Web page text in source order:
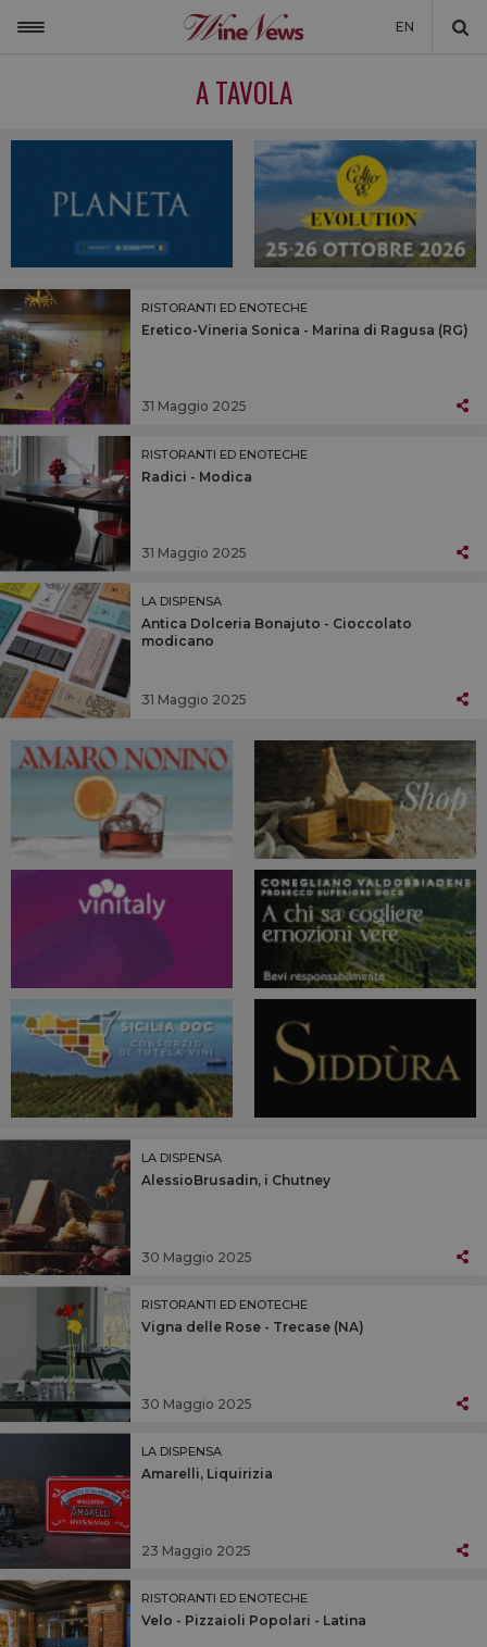
EN
NON SOLO VINO
NEWSLETTER
LA CANTINA DI WINENEWS
WINENEWS TV
A TAVOLA
RISTORANTI ED ENOTECHE
Eretico-Vineria Sonica - Marina di Ragusa (RG)
31 Maggio 2025
RISTORANTI ED ENOTECHE
Radici - Modica
31 Maggio 2025
LA DISPENSA
Antica Dolceria Bonajuto - Cioccolato
modicano
31 Maggio 2025
LA DISPENSA
AlessioBrusadin, i Chutney
30 Maggio 2025
RISTORANTI ED ENOTECHE
Vigna delle Rose - Trecase (NA)
30 Maggio 2025
LA DISPENSA
Amarelli, Liquirizia
23 Maggio 2025
RISTORANTI ED ENOTECHE
Velo - Pizzaioli Popolari - Latina